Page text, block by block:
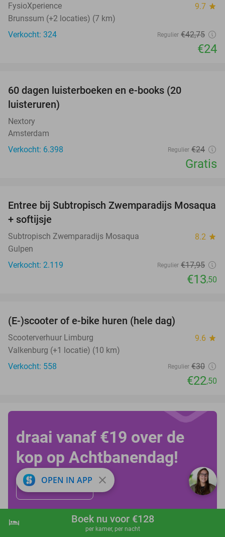
shopping_cart Boek nu
hotel Boek nu voor €128
per kamer, per nacht
FysioXperience 9.7 star
Brunssum (+2 locaties) (7 km)
Verkocht: 324
Regulier €42,75
€24
60 dagen luisterboeken en e-books (20
luisteruren)
Nextory
Amsterdam
Verkocht: 6.398
Regulier €24
Gratis
25%
Entree bij Subtropisch Zwemparadijs Mosaqua
+ softijsje
Subtropisch Zwemparadijs Mosaqua 8.2 star
Gulpen
Verkocht: 2.119
Regulier €17,95
€13,50
(E-)scooter of e-bike huren (hele dag)
Scooterverhuur Limburg 9.6 star
Valkenburg (+1 locatie) (10 km)
Verkocht: 558
Regulier €30
€22,50
draai vanaf €19 over de
kop op Achtbanendag!
Bekijk alle deals!
OPEN IN APP close